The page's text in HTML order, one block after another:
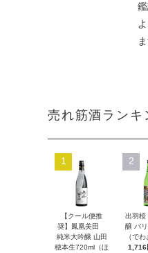
売れ筋酒ランキ
1
【クール便推
奨】鳳凰美田
純米大吟醸 山田
穂本生720ml（ほ
2
出羽
醸 バ
（でわ
1,716